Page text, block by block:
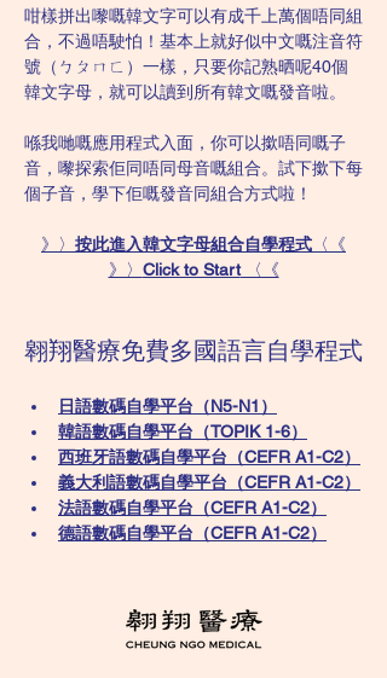
咁樣拼出嚟嘅韓文字可以有成千上萬個唔同組
合，不過唔駛怕！基本上就好似中文嘅注音符
號（ㄅㄆㄇㄈ）一樣，只要你記熟晒呢40個
韓文字母，就可以讀到所有韓文嘅發音啦。
喺我哋嘅應用程式入面，你可以撳唔同嘅子
音，嚟探索佢同唔同母音嘅組合。試下撳下每
個子音，學下佢嘅發音同組合方式啦！
》〉 按此進入韓文字母組合自學程式 〈《
》〉 Click to Start 〈《
翱翔醫療免費多國語言自學程式
日語數碼自學平台（N5-N1）
韓語數碼自學平台​（TOPIK 1-6）
西班牙語數碼自學平台（CEFR A1-C2）
義大利語數碼自學平台（CEFR A1-C2）
法語數碼自學平台（CEFR A1-C2）
德語數碼自學平台（CEFR A1-C2）